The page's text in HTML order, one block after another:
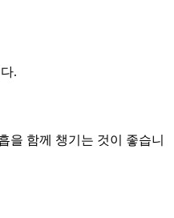
.
을 함께 챙기는 것이 좋습니